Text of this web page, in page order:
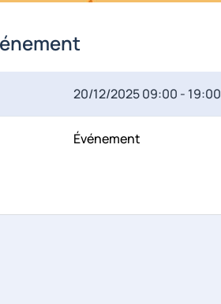
20/12/202509:00 - 19:00
Événement